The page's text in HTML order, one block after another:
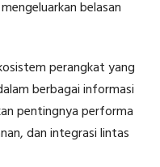
belasan
perangkat yang
berbagai informasi
pentingnya performa
dan integrasi lintas